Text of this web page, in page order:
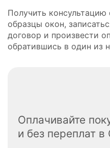
Получить консультацию
образцы окон,
договор и произвести
обратившись в один из
Оплачивайте
и без переплат в